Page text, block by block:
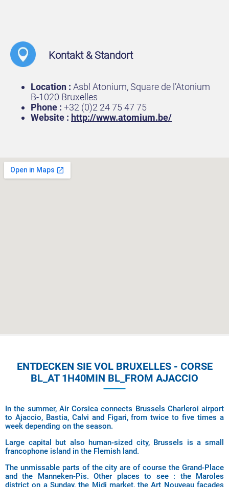
Kontakt & Standort
Location : Asbl Atonium, Square de l’Atonium
B-1020 Bruxelles
Phone : +32 (0)2 24 75 47 75
Website : http://www.atomium.be/
ENTDECKEN SIE VOL BRUXELLES - CORSE
BL_AT 1H40MIN BL_FROM AJACCIO
In the summer, Air Corsica connects Brussels Charleroi airport
to Ajaccio, Bastia, Calvi and Figari, from twice to five times a
week depending on the season.
Large capital but also human-sized city, Brussels is a small
francophone island in the Flemish land.
The unmissable parts of the city are of course the Grand-Place
and the Manneken-Pis. Other places to see : the Maroles
district on a Sunday, the Midi market, the Art Nouveau façades